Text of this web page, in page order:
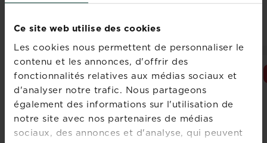
Ce site web utilise des cookies
Les cookies nous permettent de personnaliser le
contenu et les annonces, d'offrir des
fonctionnalités relatives aux médias sociaux et
d'analyser notre trafic. Nous partageons
également des informations sur l'utilisation de
notre site avec nos partenaires de médias
sociaux, des annonces et d'analyse, qui peuvent
NOUVEAU NOUVEAU